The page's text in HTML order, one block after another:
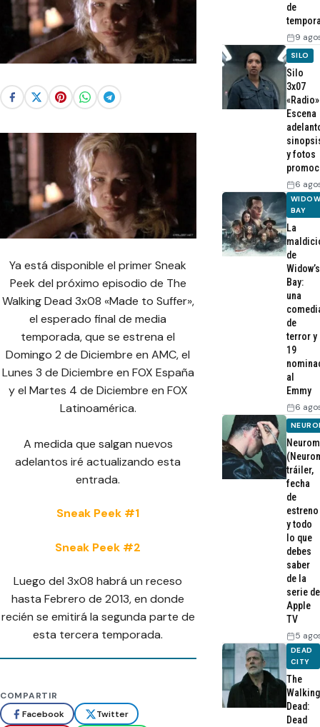
Ya está disponible el primer Sneak
Peek del próximo episodio de The
Walking Dead 3x08 «Made to Suffer»,
el esperado final de media
temporada, que se estrena el
Domingo 2 de Diciembre en AMC, el
Lunes 3 de Diciembre en FOX España
y el Martes 4 de Diciembre en FOX
Latinoamérica.
A medida que salgan nuevos
adelantos iré actualizando esta
entrada.
Sneak Peek #1
Sneak Peek #2
Luego del 3x08 habrá un receso
hasta Febrero de 2013, en donde
recién se emitirá la segunda parte de
esta tercera temporada.
COMPARTIR
Facebook
Twitter
de
9
SILO
Silo
3x07
Escena
y fotos
6
BAY
La
de
Widow’s
Bay:
una
de
terror y
19
al
Emmy
6
tráiler,
fecha
de
estreno
y todo
lo que
debes
saber
de la
serie de
Apple
TV
5
DEAD
CITY
The
Walking
Dead:
Dead